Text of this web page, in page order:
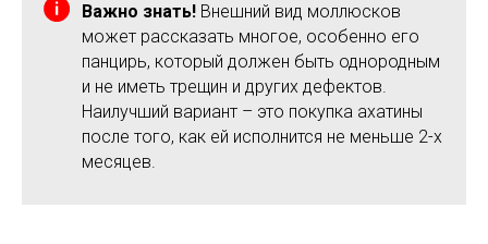
Важно знать! Внешний вид моллюсков
может рассказать многое, особенно его
панцирь, который должен быть однородным
и не иметь трещин и других дефектов.
Наилучший вариант – это покупка ахатины
после того, как ей исполнится не меньше 2-х
месяцев.